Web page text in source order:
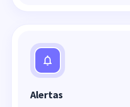
Alertas